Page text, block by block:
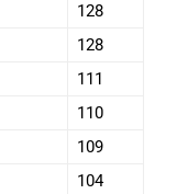
128
128
111
110
109
104